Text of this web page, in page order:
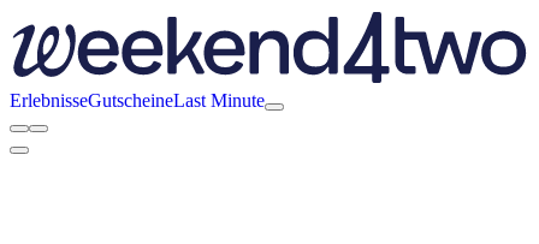
ErlebnisseGutscheineLast Minute